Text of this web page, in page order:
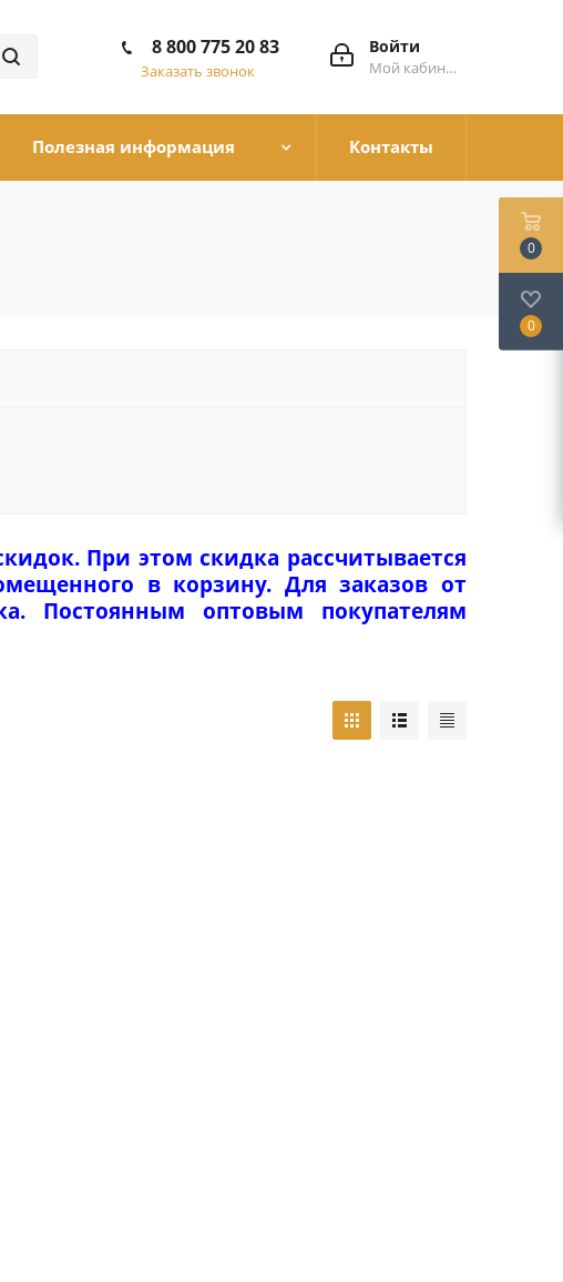
Войти
Мой кабинет
8 800 775 20 83
Заказать звонок
Полезная информация Контакты
При этом скидка рассчитывается
в корзину. Для заказов от
Постоянным оптовым покупателям
0
0